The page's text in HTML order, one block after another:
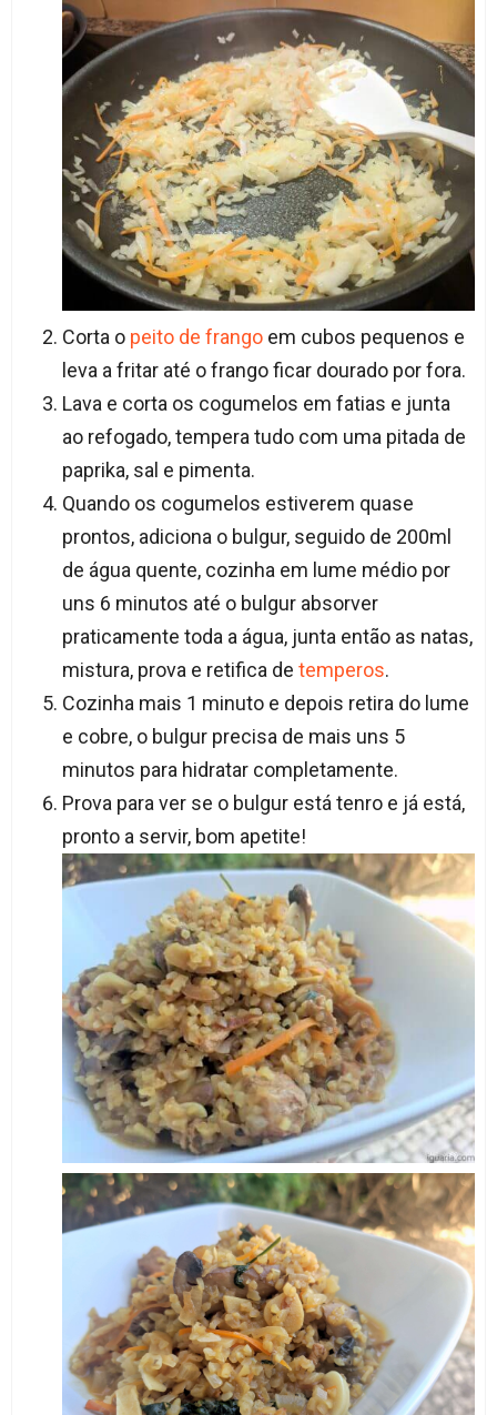
Corta o peito de frangoem cubos pequenos e
leva a fritar até o frango ficar dourado por fora.
Lava e corta os cogumelos em fatias e junta
ao refogado, tempera tudo com uma pitada de
paprika, sal e pimenta.
Quando os cogumelos estiverem quase
prontos, adiciona o bulgur, seguido de 200ml
de água quente, cozinha em lume médio por
uns 6 minutos até o bulgur absorver
praticamente toda a água, junta então as natas,
mistura, prova e retifica de temperos.
Cozinha mais 1 minuto e depois retira do lume
e cobre, o bulgur precisa de mais uns 5
minutos para hidratar completamente.
Prova para ver se o bulgur está tenro e já está,
pronto a servir, bom apetite!